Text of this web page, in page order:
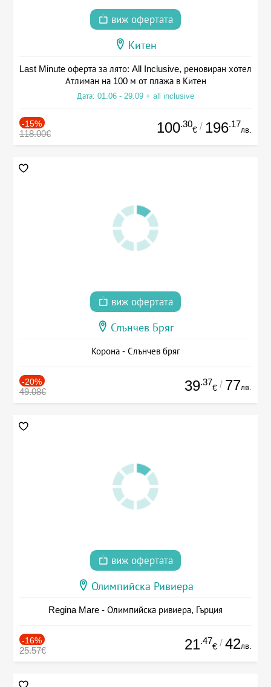
виж офертата
Китен
Last Minute оферта за лято: All Inclusive, реновиран хотел
Атлиман на 100 м от плажа в Китен
Дата: 01.06 - 29.09 + all inclusive
-15%
118.00€ 100.30
€ / 196.17
лв.
виж офертата
Слънчев Бряг
Корона - Слънчев бряг
-20%
49.08€ 39.37
€ / 77лв.
виж офертата
Олимпийска Ривиера
Regina Mare - Олимпийска ривиера, Гърция
-16%
25.57€ 21.47
€ / 42лв.